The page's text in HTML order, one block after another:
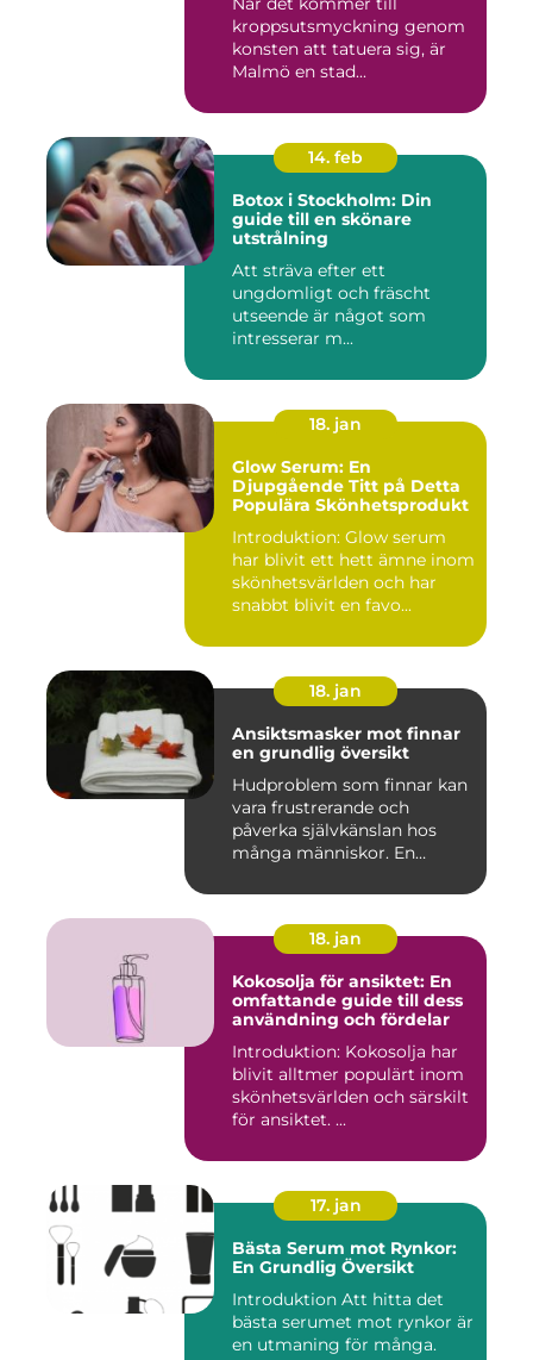
kroppsutsmyckning genom
konsten att tatuera sig, är
Malmö en stad...
14. feb
Botox i Stockholm: Din
guide till en skönare
utstrålning
Att sträva efter ett
ungdomligt och fräscht
utseende är något som
intresserar m...
18. jan
Glow Serum: En
Djupgående Titt på Detta
Populära Skönhetsprodukt
Introduktion: Glow serum
har blivit ett hett ämne inom
skönhetsvärlden och har
snabbt blivit en favo...
18. jan
Ansiktsmasker mot finnar
en grundlig översikt
Hudproblem som finnar kan
vara frustrerande och
påverka självkänslan hos
många människor. En
18. jan
Kokosolja för ansiktet: En
omfattande guide till dess
användning och fördelar
Introduktion: Kokosolja har
blivit alltmer populärt inom
skönhetsvärlden och särskilt
för ansiktet. ...
17. jan
Bästa Serum mot Rynkor:
En Grundlig Översikt
Introduktion Att hitta det
bästa serumet mot rynkor är
en utmaning för många.